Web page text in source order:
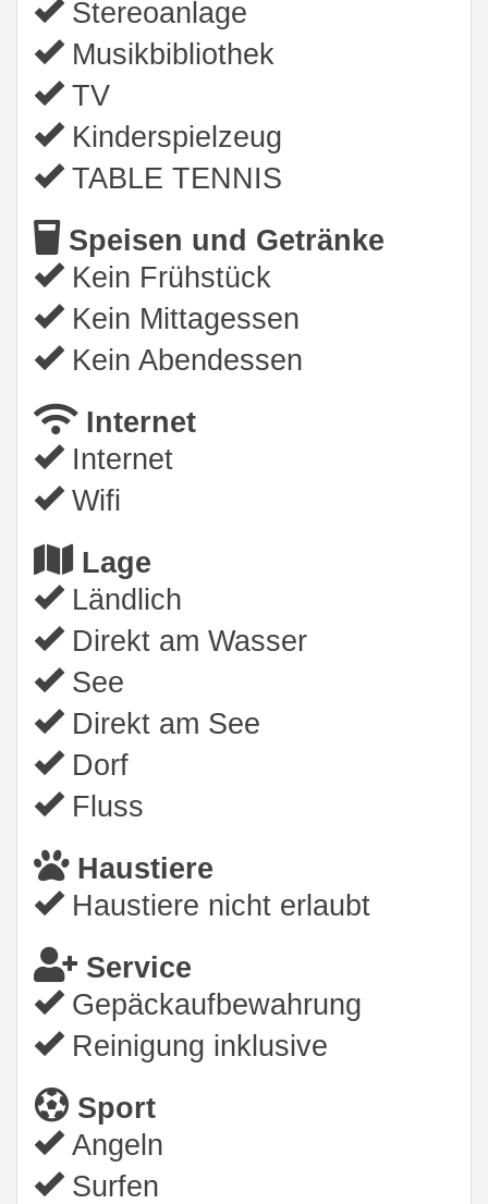
Stereoanlage
Musikbibliothek
TV
Kinderspielzeug
TABLE TENNIS
Speisen und Getränke
Kein Frühstück
Kein Mittagessen
Kein Abendessen
Internet
Internet
Wifi
Lage
Ländlich
Direkt am Wasser
See
Direkt am See
Dorf
Fluss
Haustiere
Haustiere nicht erlaubt
Service
Gepäckaufbewahrung
Reinigung inklusive
Sport
Angeln
Surfen